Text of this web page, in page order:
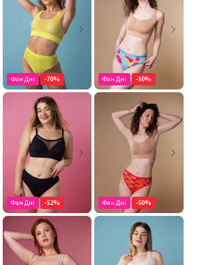
Фан Дні -70% Фан Дні -50%
Фан Дні -52% Фан Дні -50%